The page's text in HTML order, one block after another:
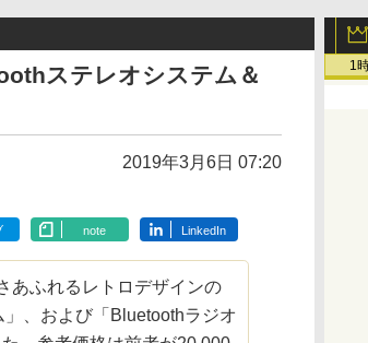
1
ステレオシステム＆
2019年3月6日 07:20
note LinkedIn
あふれるレトロデザインの
」、および「Bluetoothラジオ